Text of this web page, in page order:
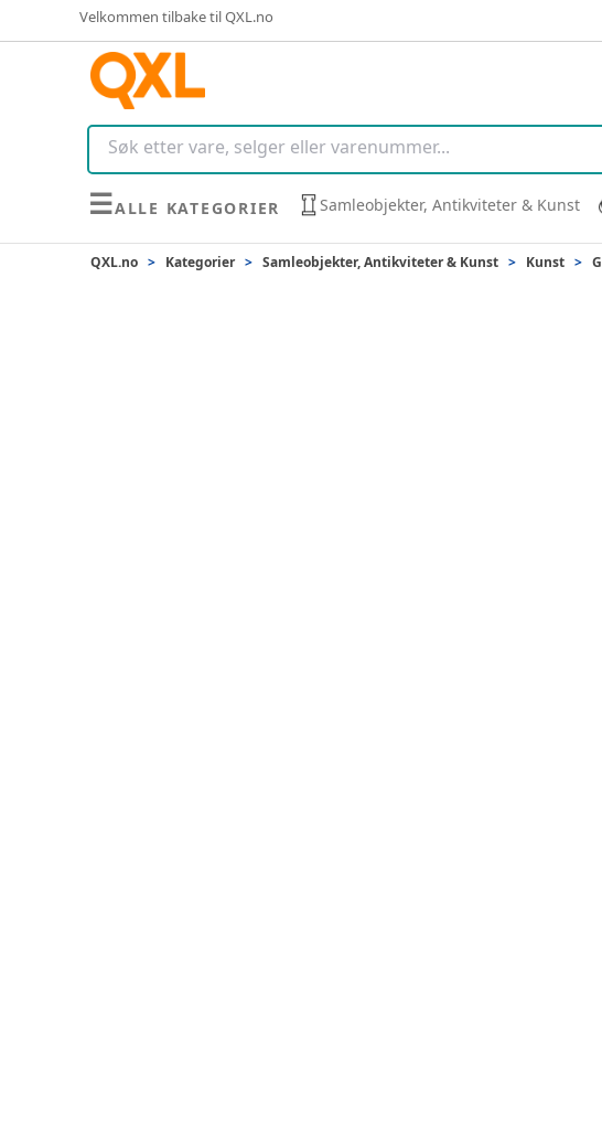
Velkommen tilbake til QXL.no
☰ALLE KATEGORIER Samleobjekter, Antikviteter & Kunst
QXL.no > Kategorier > Samleobjekter, Antikviteter & Kunst > Kunst >